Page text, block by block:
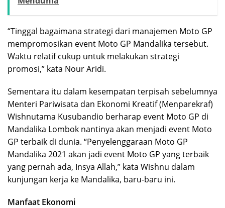
“Tinggal bagaimana strategi dari manajemen Moto GP
mempromosikan event Moto GP Mandalika tersebut.
Waktu relatif cukup untuk melakukan strategi
promosi,” kata Nour Aridi.
Sementara itu dalam kesempatan terpisah sebelumnya
Menteri Pariwisata dan Ekonomi Kreatif (Menparekraf)
Wishnutama Kusubandio berharap event Moto GP di
Mandalika Lombok nantinya akan menjadi event Moto
GP terbaik di dunia. “Penyelenggaraan Moto GP
Mandalika 2021 akan jadi event Moto GP yang terbaik
yang pernah ada, Insya Allah,” kata Wishnu dalam
kunjungan kerja ke Mandalika, baru-baru ini.
Manfaat Ekonomi